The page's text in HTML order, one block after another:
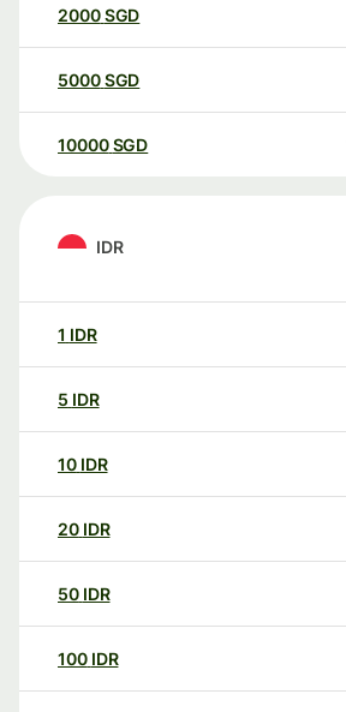
2000SGD
5000SGD
10000 SGD
IDR
1 IDR
5 IDR
10 IDR
20 IDR
50 IDR
100 IDR